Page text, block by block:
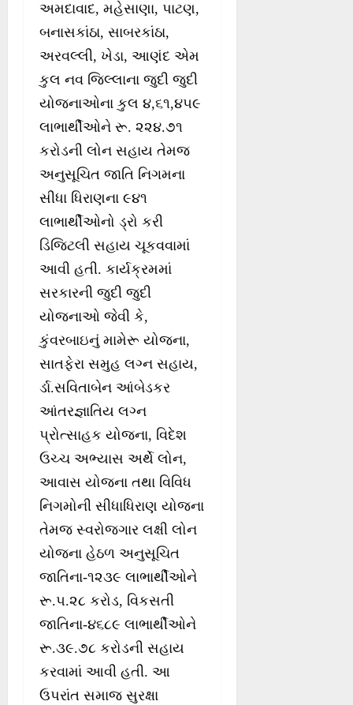
અમદાવાદ, મહેસાણા, પાટણ,
બનાસકાંઠા, સાબરકાંઠા,
અરવલ્લી, ખેડા, આણંદ એમ
કુલ નવ જિલ્લાના જુદી જુદી
યોજનાઓના કુલ ૪,૬૧,૪૫૯
લાભાર્થીઓને રૂ. ૨૨૪.૭૧
કરોડની લોન સહાય તેમજ
અનુસૂચિત જાતિ નિગમના
સીધા ધિરાણના ૯૪૧
લાભાર્થીઓનો ડ્રો કરી
ડિજિટલી સહાય ચૂકવવામાં
આવી હતી. કાર્યક્રમમાં
સરકારની જુદી જુદી
યોજનાઓ જેવી કે,
કુંવરબાઇનું મામેરૂ યોજના,
સાતફેરા સમુહ લગ્ન સહાય,
ર્ડા.સવિતાબેન આંબેડકર
આંતરજ્ઞાતિય લગ્ન
પ્રોત્સાહક યોજના, વિદેશ
ઉચ્ચ અભ્યાસ અર્થે લોન,
આવાસ યોજના તથા વિવિધ
નિગમોની સીધાધિરાણ યોજના
તેમજ સ્વરોજગાર લક્ષી લોન
યોજના હેઠળ અનુસૂચિત
જાતિના-૧૨૩૯ લાભાર્થીઓને
રૂ.૫.૨૮ કરોડ, વિકસતી
જાતિના-૪૬૮૯ લાભાર્થીઓને
રૂ.૩૯.૭૮ કરોડની સહાય
કરવામાં આવી હતી. આ
ઉપરાંત સમાજ સુરક્ષા